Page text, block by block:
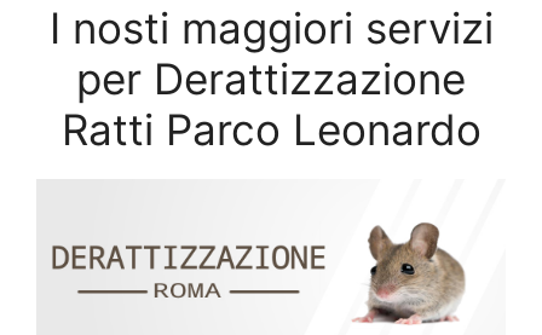
I nosti maggiori servizi
per Derattizzazione
Ratti Parco Leonardo